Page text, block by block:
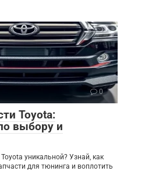
0
Toyota:
выбору и
уникальной? Узнай, как
для тюнинга и воплотить